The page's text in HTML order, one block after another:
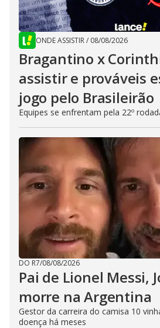
ONDE ASSISTIR/ 08/08/2026
Bragantino x
assistir e prováveis
jogo pelo Brasileirão
Equipes se enfrentam pela 22º
DO R7/08/08/2026
Pai de Lionel Messi,
morre na Argentina
Gestor da carreira do camisa 10
doença há meses